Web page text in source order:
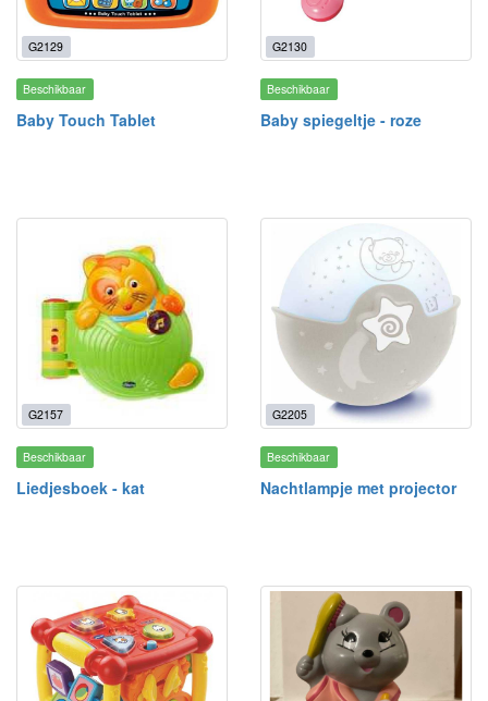
G2129
Beschikbaar
Baby Touch Tablet
G2130
Beschikbaar
Baby spiegeltje - roze
G2157
Beschikbaar
Liedjesboek - kat
G2205
Beschikbaar
Nachtlampje met projector